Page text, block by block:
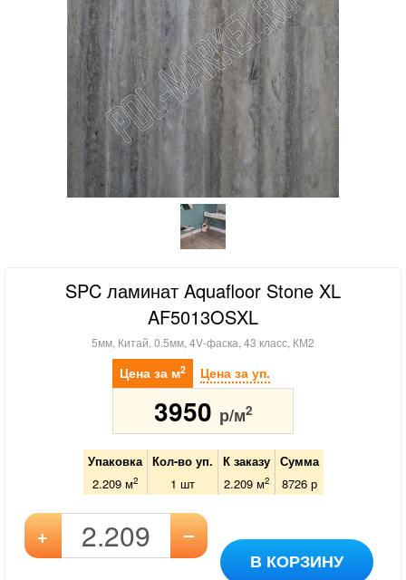
SPC ламинат Aquafloor Stone XL
AF5013OSXL
5мм, Китай, 0.5мм, 4V-фаска, 43 класс, КМ2
Цена за м2 Цена за уп.
3950 р/м2
Упаковка Кол-во уп. К заказу
Сумма
2.209 м2 1 шт 2.209м2 8726р
+ –
В КОРЗИНУ